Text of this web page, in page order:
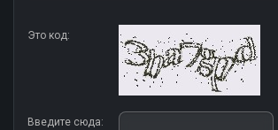
Это код:
Введите сюда: